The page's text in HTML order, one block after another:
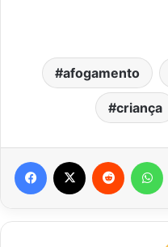
afogamento
criança
Facebook Reddit